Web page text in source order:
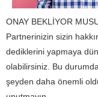
ONAY BEKLİYOR
Partnerinizin sizin
dediklerini yapmaya
olabilirsiniz. Bu
şeyden daha önemli